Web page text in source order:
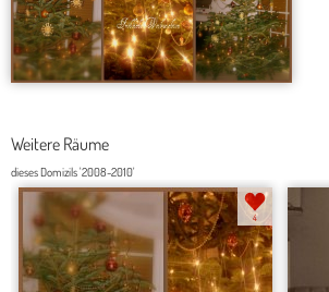
Weitere Räume
dieses Domizils '2008-2010'
4